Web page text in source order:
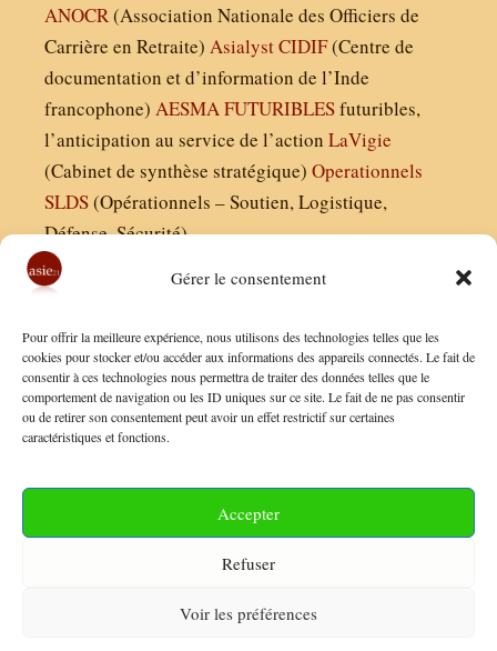
Gérer le consentement
Pour offrir la meilleure expérience, nous utilisons des technologies telles que les
cookies pour stocker et/ou accéder aux informations des appareils connectés. Le fait de
consentir à ces technologies nous permettra de traiter des données telles que le
comportement de navigation ou les ID uniques sur ce site. Le fait de ne pas consentir
ou de retirer son consentement peut avoir un effet restrictif sur certaines
caractéristiques et fonctions.
Accepter
Refuser
Voir les préférences
ANOCR(Association Nationale des Officiers de
Carrière en Retraite) AsialystCIDIF(Centre de
documentation et d’information de l’Inde
francophone) AESMAFUTURIBLESfuturibles,
l’anticipation au service de l’action LaVigie
(Cabinet de synthèse stratégique) Operationnels
SLDS(Opérationnels – Soutien, Logistique,
Défense, Sécurité)
Finaldées EURL
Siège social : 13 avenue Boudon, 75016, Paris
Nous contacter
Conditions Générales de Vente
Politique de Confidentialité